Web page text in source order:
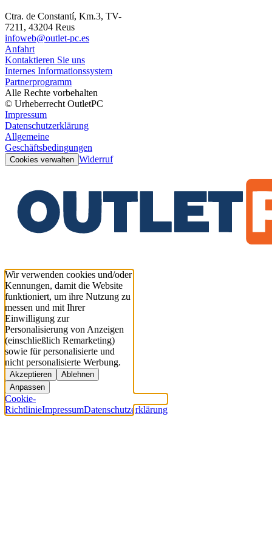
Ctra. de Constantí, Km.3, TV-
7211, 43204 Reus
infoweb@outlet-pc.es
Anfahrt
Kontaktieren Sie uns
Internes Informationssystem
Partnerprogramm
Alle Rechte vorbehalten
© Urheberrecht OutletPC
Impressum
Datenschutzerklärung
Allgemeine
Geschäftsbedingungen
Cookies verwalten Widerruf
Wir verwenden cookies und/oder
Kennungen, damit die Website
funktioniert, um ihre Nutzung zu
messen und mit Ihrer
Einwilligung zur
Personalisierung von Anzeigen
(einschließlich Remarketing)
sowie für personalisierte und
nicht personalisierte Werbung.
Akzeptieren
Ablehnen
Anpassen
Cookie-
RichtlinieImpressumDatenschutzerklärung